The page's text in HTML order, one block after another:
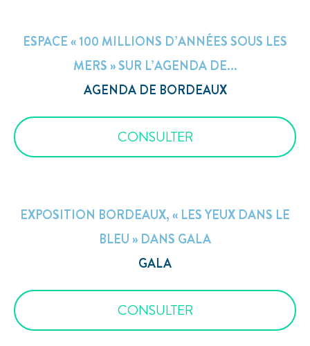
ESPACE « 100 MILLIONS D’ANNÉES SOUS LES
MERS » SUR L’AGENDA DE...
AGENDA DE BORDEAUX
CONSULTER
EXPOSITION BORDEAUX, « LES YEUX DANS LE
BLEU » DANS GALA
GALA
CONSULTER